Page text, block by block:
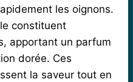
les oignons.
constituent
apportant un parfum
dorée. Ces
la saveur tout en